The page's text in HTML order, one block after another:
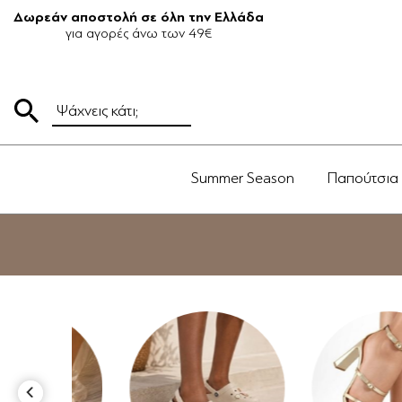
Δωρεάν αποστολή σε όλη την Ελλάδα
για αγορές άνω των 49€
Summer Season Παπούτσια